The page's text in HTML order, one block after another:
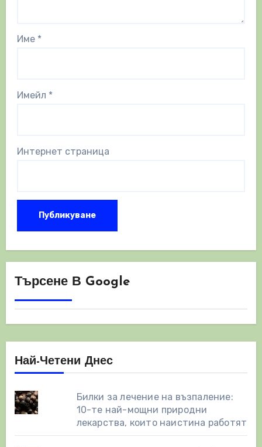
Име *
Имейл *
Интернет страница
Търсене В Google
Най-Четени Днес
Билки за лечение на възпаление:
10-те най-мощни природни
лекарства, които наистина работят